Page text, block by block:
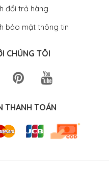
đổi trả hàng
bảo mật thông tin
CHÚNG TÔI
THANH TOÁN